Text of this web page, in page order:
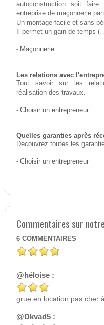
autoconstruction soit
entreprise de maçonnerie
Un montage facile et sans
Il permet un gain de temps
- Maçonnerie
Les relations avec
Tout savoir sur les
réalisation des travaux.
- Choisir un entrepreneur
Quelles garanties après
Découvrez toutes les
- Choisir un entrepreneur
Commentaires sur
6 COMMENTAIRES
@héloise :
grue en location pas cher
@Dkvad5 :